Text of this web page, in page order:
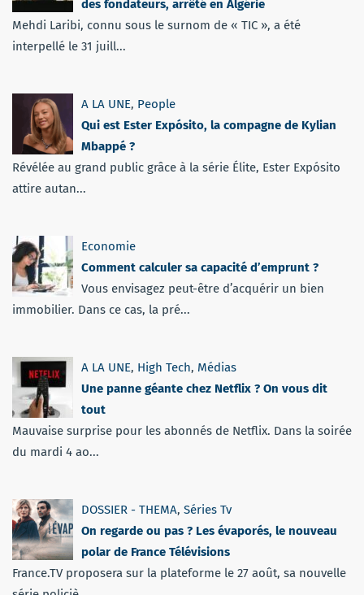
des fondateurs, arrêté en Algérie
Mehdi Laribi, connu sous le surnom de « TIC », a été
interpellé le 31 juill...
A LA UNE, People
Qui est Ester Expósito, la compagne de Kylian
Mbappé ?
Révélée au grand public grâce à la série Élite, Ester Expósito
attire autan...
Economie
Comment calculer sa capacité d’emprunt ?
Vous envisagez peut-être d’acquérir un bien
immobilier. Dans ce cas, la pré...
A LA UNE, High Tech, Médias
Une panne géante chez Netflix ? On vous dit
tout
Mauvaise surprise pour les abonnés de Netflix. Dans la soirée
du mardi 4 ao...
DOSSIER - THEMA, Séries Tv
On regarde ou pas ? Les évaporés, le nouveau
polar de France Télévisions
France.TV proposera sur la plateforme le 27 août, sa nouvelle